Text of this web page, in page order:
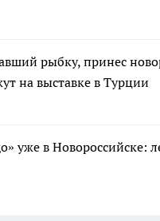
рыбку, принес
на выставке в Турции
уже в Новороссийске: